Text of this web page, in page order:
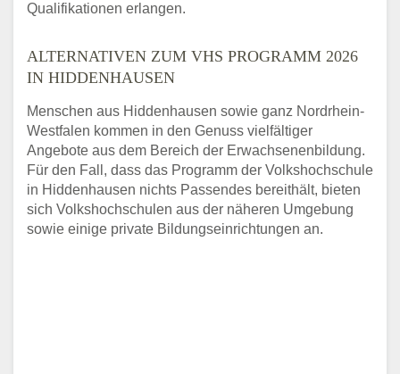
Qualifikationen erlangen.
ALTERNATIVEN ZUM VHS PROGRAMM 2026
IN HIDDENHAUSEN
Menschen aus Hiddenhausen sowie ganz Nordrhein-
Westfalen kommen in den Genuss vielfältiger
Angebote aus dem Bereich der Erwachsenenbildung.
Für den Fall, dass das Programm der Volkshochschule
in Hiddenhausen nichts Passendes bereithält, bieten
sich Volkshochschulen aus der näheren Umgebung
sowie einige private Bildungseinrichtungen an.